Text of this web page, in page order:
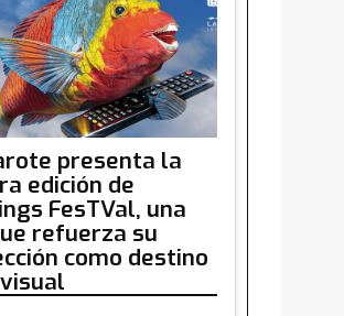
presenta la
edición de
FesTVal, una
refuerza su
como destino